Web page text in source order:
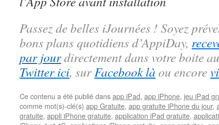
Passez de belles iJournées ! Soyez
bons plans quotidiens d’AppiDay,
par jourdirectement dans votre boite
Twitter ici, surFacebook là ou encore
Ce contenu a été publié dansapp iPad, app iPhone, jeu iPad
comme mot(s)-clé(s) app Gratuite, app gratuite iPhone du jour,
gratuite, appli iPhone gratuite, application iPad gratuite,